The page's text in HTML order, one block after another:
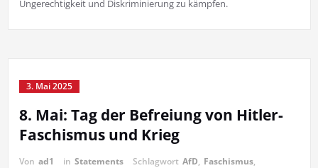
Ungerechtigkeit und Diskriminierung zu kämpfen.
3. Mai 2025
8. Mai: Tag der Befreiung von Hitler-
Faschismus und Krieg
Von ad1 in Statements Schlagwort AfD, Faschismus,